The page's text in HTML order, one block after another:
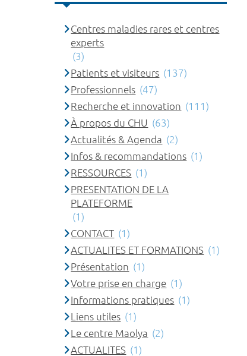
Centres maladies rares et centres
experts
(3)
Patients et visiteurs (137)
Professionnels (47)
Recherche et innovation (111)
À propos du CHU (63)
Actualités & Agenda (2)
Infos & recommandations (1)
RESSOURCES (1)
PRESENTATION DE LA
PLATEFORME
(1)
CONTACT (1)
ACTUALITES ET FORMATIONS (1)
Présentation (1)
Votre prise en charge (1)
Informations pratiques (1)
Liens utiles (1)
Le centre Maolya (2)
ACTUALITES (1)